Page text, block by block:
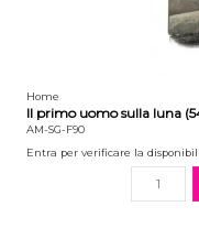
Home
Il primo uomo sulla luna
AM-SG-F90
Entra per verificare la